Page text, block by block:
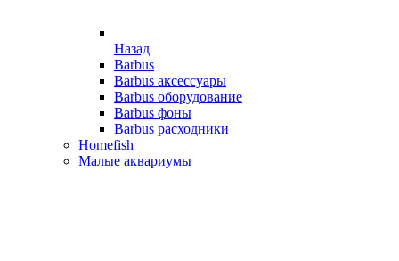
Назад
Barbus
Barbus аксессуары
Barbus оборудование
Barbus фоны
Barbus расходники
Homefish
Малые аквариумы